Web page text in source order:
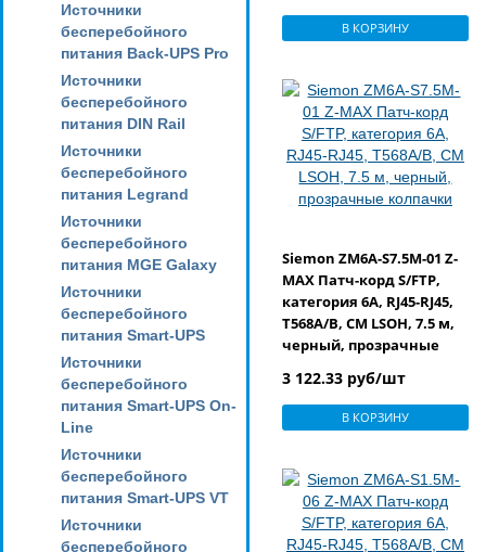
Источники
бесперебойного
питания Back-UPS Pro
Источники
бесперебойного
питания DIN Rail
Источники
бесперебойного
питания Legrand
Источники
бесперебойного
питания MGE Galaxy
Источники
бесперебойного
питания Smart-UPS
Источники
бесперебойного
питания Smart-UPS On-
Line
Источники
бесперебойного
питания Smart-UPS VT
Источники
бесперебойного
В КОРЗИНУ
Siemon ZM6A-S7.5M-01 Z-
MAX Патч-корд S/FTP,
категория 6A, RJ45-RJ45,
T568A/B, CM LSOH, 7.5 м,
черный, прозрачные
3 122.33 руб/шт
В КОРЗИНУ